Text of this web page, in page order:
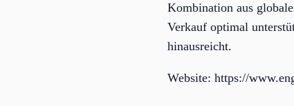
Kombination aus
Verkauf optimal
hinausreicht.
Website: https://